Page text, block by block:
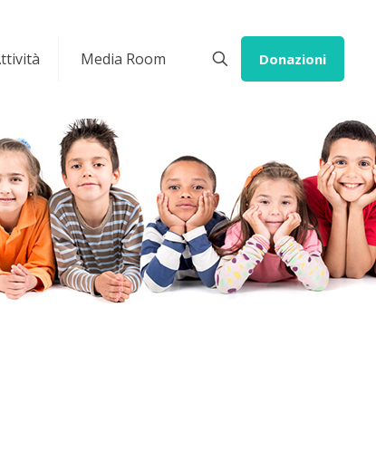
Media Room Donazioni